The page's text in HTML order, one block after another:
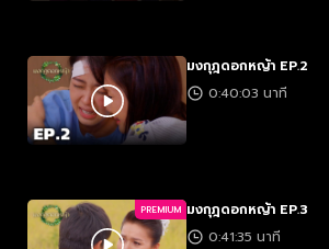
มงกุฎดอกหญ้า EP.2
0:40:03 นาที
PREMIUM มงกุฎดอกหญ้า EP.3
0:41:35 นาที